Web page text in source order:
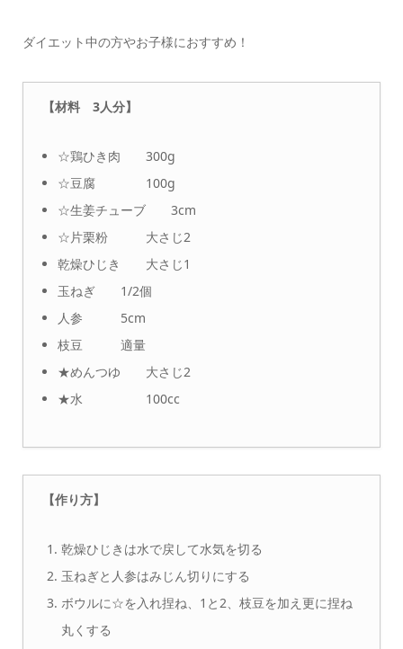
ダイエット中の方やお子様におすすめ！
【材料 3人分】
☆鶏ひき肉 300g
☆豆腐 100g
☆生姜チューブ 3cm
☆片栗粉 大さじ2
乾燥ひじき 大さじ1
玉ねぎ 1/2個
人参 5cm
枝豆 適量
★めんつゆ 大さじ2
★水 100cc
【作り方】
乾燥ひじきは水で戻して水気を切る
玉ねぎと人参はみじん切りにする
ボウルに☆を入れ捏ね、1と2、枝豆を加え更に捏ね
丸くする